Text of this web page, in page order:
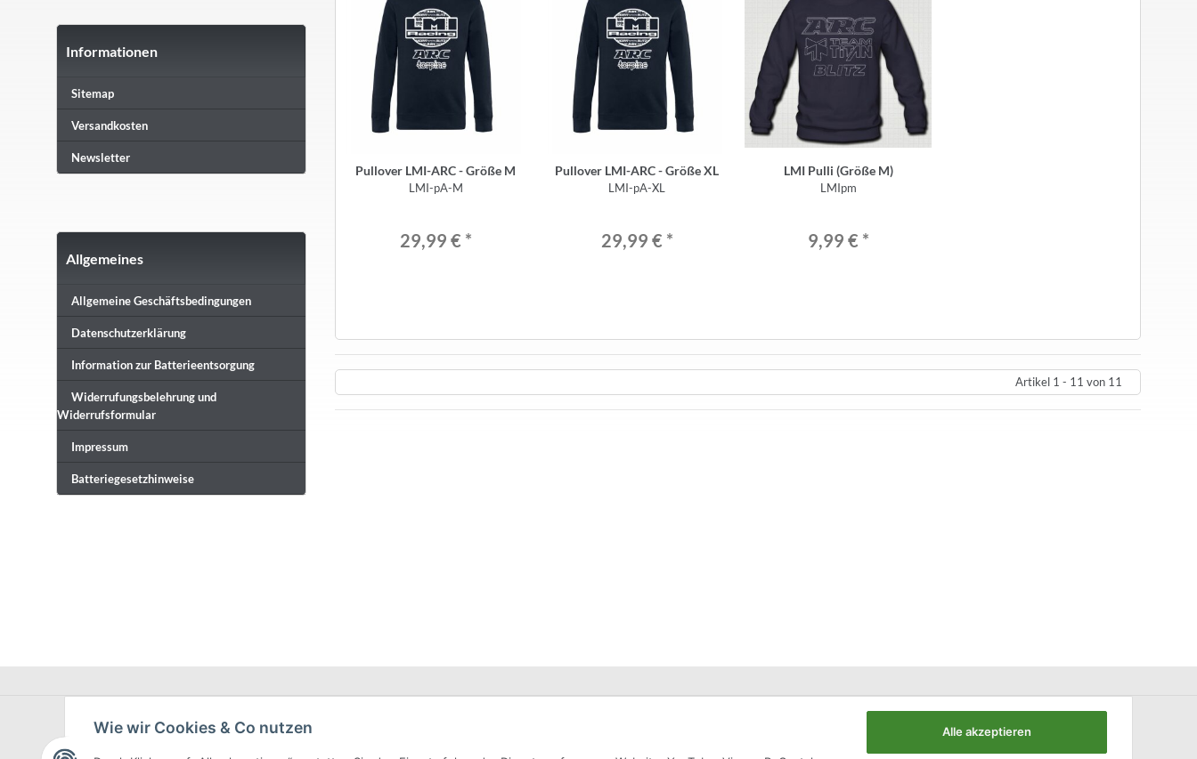
Pullover LMI-ARC - Größe M
LMI-pA-M
29,99 € *
Pullover LMI-ARC - Größe XL
LMI-pA-XL
29,99 € *
LMI Pulli (Größe M)
LMIpm
9,99 € *
Artikel 1 - 11 von 11
Informationen
Sitemap
Versandkosten
Newsletter
Allgemeines
Allgemeine Geschäftsbedingungen
Datenschutzerklärung
Information zur Batterieentsorgung
Widerrufungsbelehrung und
Widerrufsformular
Impressum
Batteriegesetzhinweise
Wie wir Cookies & Co nutzen Alle akzeptieren